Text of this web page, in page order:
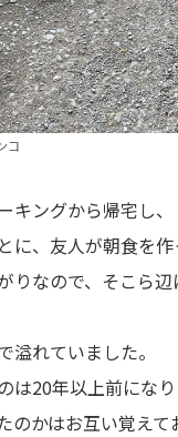
コ
キングから帰宅し、
に、友人が朝食を作
りなので、そこら
溢れていました。
は20年以上前になり
のかはお互い覚えて